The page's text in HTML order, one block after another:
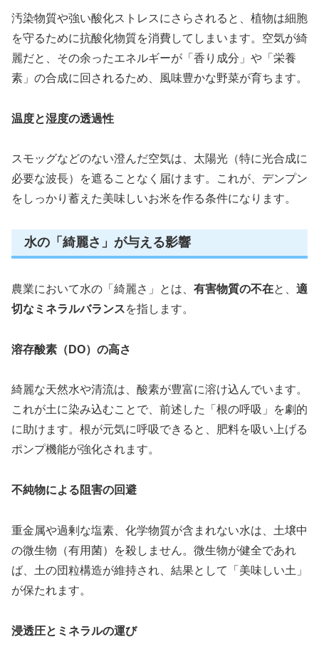
汚染物質や強い酸化ストレスにさらされると、植物は細胞
を守るために抗酸化物質を消費してしまいます。空気が綺
麗だと、その余ったエネルギーが「香り成分」や「栄養
素」の合成に回されるため、風味豊かな野菜が育ちます。
温度と湿度の透過性
スモッグなどのない澄んだ空気は、太陽光（特に光合成に
必要な波長）を遮ることなく届けます。これが、デンプン
をしっかり蓄えた美味しいお米を作る条件になります。
水の「綺麗さ」が与える影響
農業において水の「綺麗さ」とは、 有害物質の不在と、 適
切なミネラルバランスを指します。
溶存酸素（DO）の高さ
綺麗な天然水や清流は、酸素が豊富に溶け込んでいます。
これが土に染み込むことで、前述した「根の呼吸」を劇的
に助けます。根が元気に呼吸できると、肥料を吸い上げる
ポンプ機能が強化されます。
不純物による阻害の回避
重金属や過剰な塩素、化学物質が含まれない水は、土壌中
の微生物（有用菌）を殺しません。微生物が健全であれ
ば、土の団粒構造が維持され、結果として「美味しい土」
が保たれます。
浸透圧とミネラルの運び